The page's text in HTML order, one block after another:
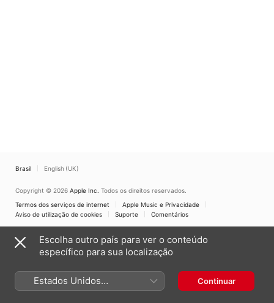
Brasil English (UK)
Copyright © 2026 Apple Inc. Todos os direitos reservados.
Termos dos serviços de internet
Apple Music e Privacidade
Aviso de utilização de cookies
Suporte Comentários
Escolha outro país para ver o conteúdo
específico para sua localização
Estados Unidos
(Português Brasil)
Continuar